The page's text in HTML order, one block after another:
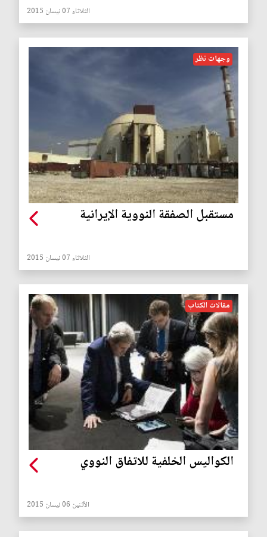
الثلاثاء 07 نيسان 2015
وجهات نظر
مستقبل الصفقة النووية الإيرانية
الثلاثاء 07 نيسان 2015
مقالات الكتاب
الكواليس الخلفية للاتفاق النووي
الأثنين 06 نيسان 2015